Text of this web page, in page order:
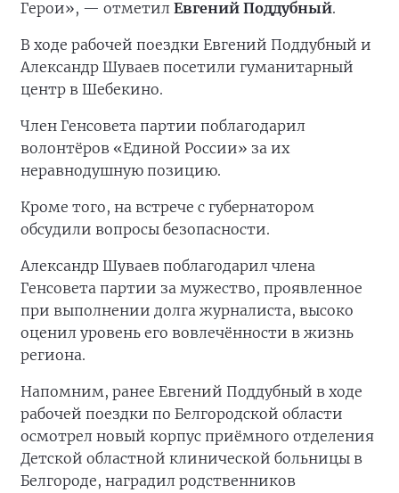
Герои», — отметил Евгений Поддубный.
В ходе рабочей поездки Евгений Поддубный и
Александр Шуваев посетили гуманитарный
центр в Шебекино.
Член Генсовета партии поблагодарил
волонтёров «Единой России» за их
неравнодушную позицию.
Кроме того, на встрече с губернатором
обсудили вопросы безопасности.
Александр Шуваев поблагодарил члена
Генсовета партии за мужество, проявленное
при выполнении долга журналиста, высоко
оценил уровень его вовлечённости в жизнь
региона.
Напомним, ранее Евгений Поддубный в ходе
рабочей поездки по Белгородской области
осмотрел новый корпус приёмного отделения
Детской областной клинической больницы в
Белгороде, наградил родственников